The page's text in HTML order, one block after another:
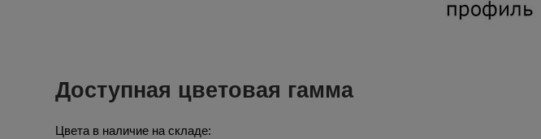
Доступная цветовая гамма
Цвета в наличие на складе: